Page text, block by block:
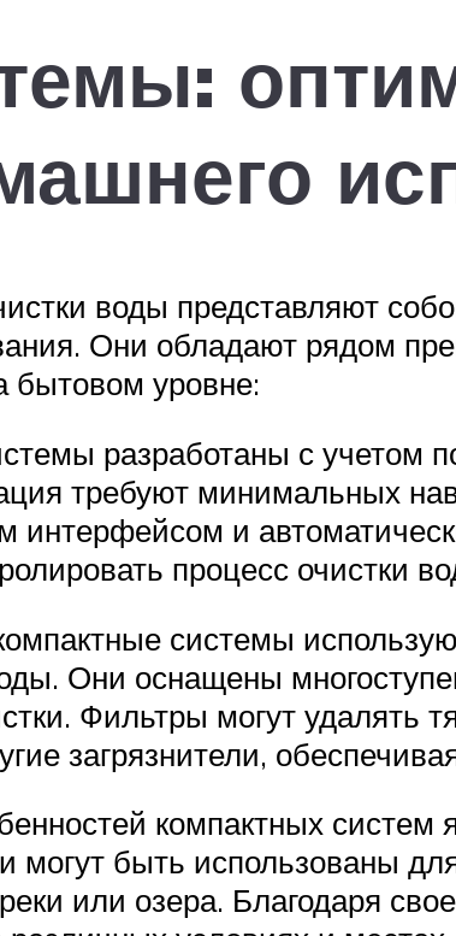
воды представляют
Они обладают рядом
бытовом уровне:
разработаны с учетом
требуют минимальных
и
процесс очистки
системы
Они оснащены
Фильтры могут удалять
загрязнители,
компактных систем
быть использованы
или озера. Благодаря